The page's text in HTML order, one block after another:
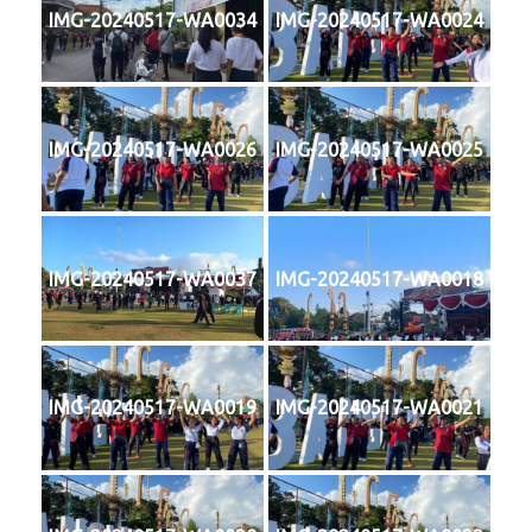
IMG-20240517-WA0034 IMG-20240517-WA0024
IMG-20240517-WA0026 IMG-20240517-WA0025
IMG-20240517-WA0037 IMG-20240517-WA0018
IMG-20240517-WA0019 IMG-20240517-WA0021